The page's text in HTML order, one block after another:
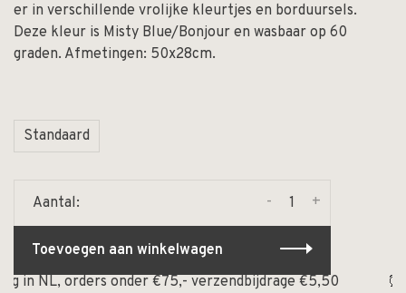
er in verschillende vrolijke kleurtjes en borduursels.
Deze kleur is Misty Blue/Bonjour en wasbaar op 60
graden. Afmetingen: 50x28cm.
Standaard
Aantal: +
-
Toevoegen aan winkelwagen
orders onder €75,- verzendbijdrage €5,50
⏰ Op